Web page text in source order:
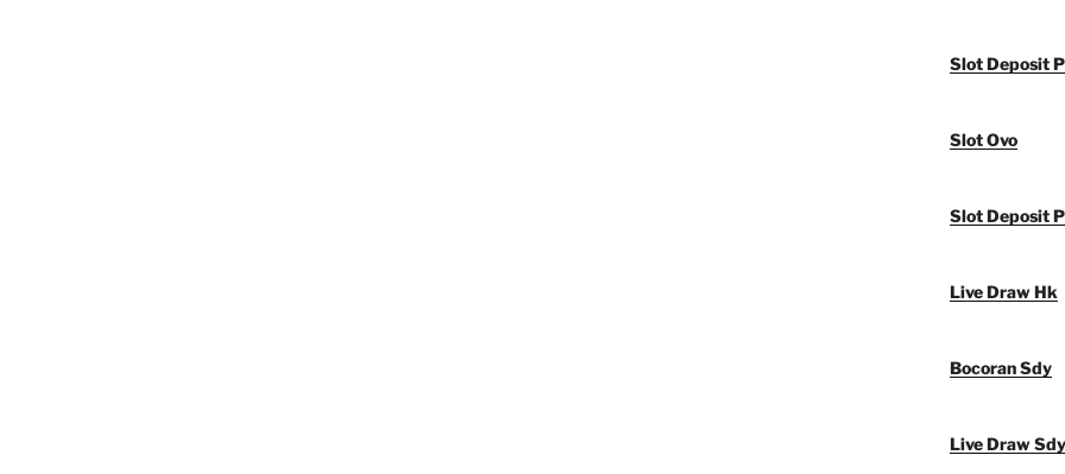
Slot Deposit
Slot Ovo
Slot Deposit
Live Draw Hk
Bocoran Sdy
Live Draw Sdy